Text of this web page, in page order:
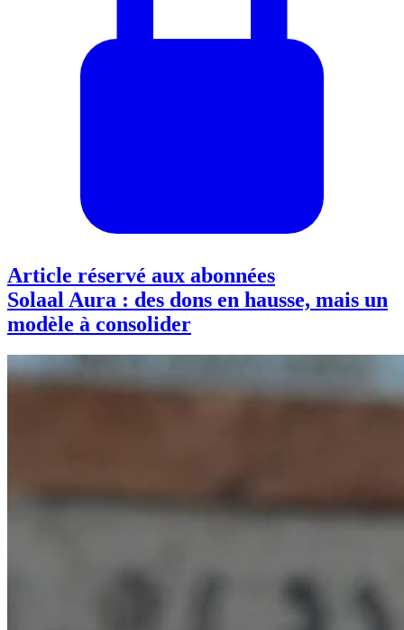
Article réservé aux abonnées
Solaal Aura : des dons en hausse, mais un
modèle à consolider